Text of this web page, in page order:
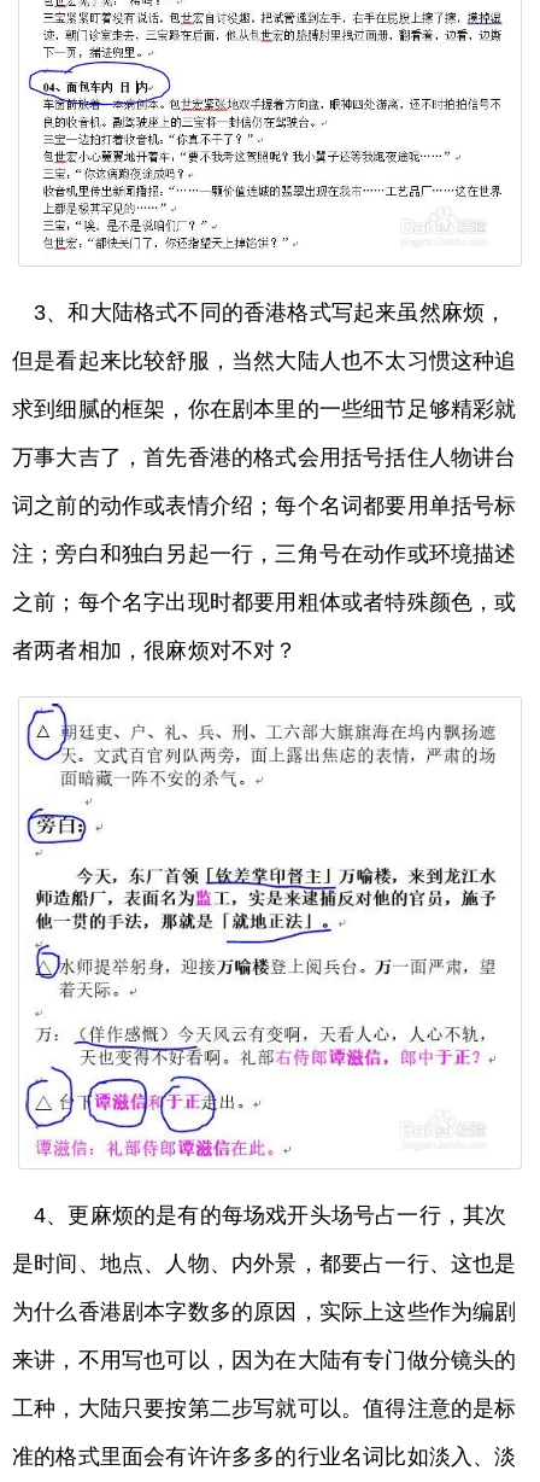
3、和大陆格式不同的香港格式写起来虽然麻烦，
但是看起来比较舒服，当然大陆人也不太习惯这种追
求到细腻的框架，你在剧本里的一些细节足够精彩就
万事大吉了，首先香港的格式会用括号括住人物讲台
词之前的动作或表情介绍；每个名词都要用单括号标
注；旁白和独白另起一行，三角号在动作或环境描述
之前；每个名字出现时都要用粗体或者特殊颜色，或
者两者相加，很麻烦对不对？
4、更麻烦的是有的每场戏开头场号占一行，其次
是时间、地点、人物、内外景，都要占一行、这也是
为什么香港剧本字数多的原因，实际上这些作为编剧
来讲，不用写也可以，因为在大陆有专门做分镜头的
工种，大陆只要按第二步写就可以。值得注意的是标
准的格式里面会有许许多多的行业名词比如淡入、淡